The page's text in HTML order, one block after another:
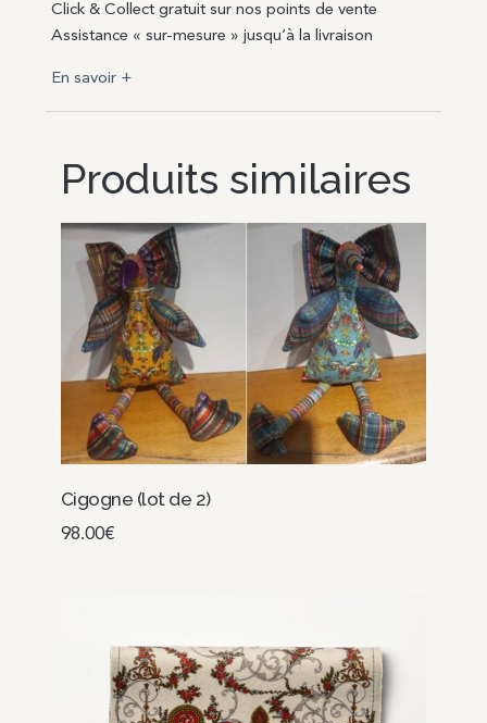
Click & Collect gratuit sur nos points de vente
Assistance « sur-mesure » jusqu’à la livraison
En savoir +
Produits similaires
Cigogne (lot de 2)
98.00€